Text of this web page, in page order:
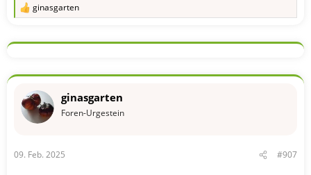
R
k
o
e
n
ginasgarten
ginasgarten
Foren-Urgestein
09. Feb. 2025 #907